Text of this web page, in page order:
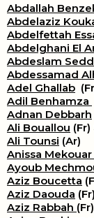
Abdallah
Abdelaziz
Abdelfettah
Abdelghani El
Abdeslam
Abdessamad
Adel Ghallab
Adil Benhamza
Adnan Debbarh
Ali Bouallou (Fr)
Ali Tounsi (Ar)
Anissa
Ayoub
Aziz Boucetta
Aziz Daouda
Aziz Rabbah